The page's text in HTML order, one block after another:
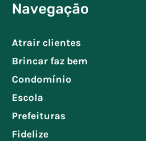
Navegação
Atrair clientes
Brincar faz bem
Condomínio
Escola
Prefeituras
Fidelize